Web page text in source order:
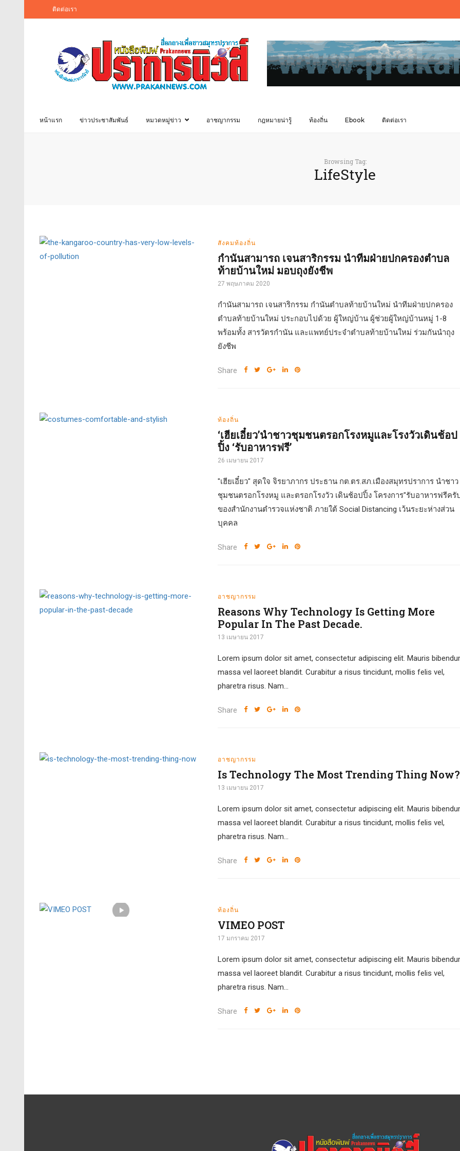
ติดต่อเรา
หน้าแรก ข่าวประชาสัมพันธ์ หมวดหมู่ข่าว อาชญากรรม กฎหมายน่ารู้ ท้องถิ่น Ebook ติดต่อเรา
Browsing Tag:
LifeStyle
สังคมท้องถิ่น
กำนันสามารถ เจนสาริกรรม นำทีมฝ่ายปกครองตำบล
ท้ายบ้านใหม่ มอบถุงยังชีพ
27 พฤษภาคม 2020
กำนันสามารถ เจนสาริกรรม กำนันตำบลท้ายบ้านใหม่ นำทีมฝ่ายปกครอง
ตำบลท้ายบ้านใหม่ ประกอบไปด้วย ผู้ใหญ่บ้าน ผู้ช่วยผู้ใหญ่บ้านหมู่ 1-8
พร้อมทั้ง สารวัตรกำนัน และแพทย์ประจำตำบลท้ายบ้านใหม่ ร่วมกันนำถุง
ยังชีพ
Share
ท้องถิ่น
‘เฮียเอี๋ยว’นำชาวชุมชนตรอกโรงหมูและโรงวัวเดินช้อป
ปิ้ง ‘รับอาหารฟรี’
26 เมษายน 2017
"เฮียเอี๋ยว" สุดใจ จิรยาภากร ประธาน กต.ตร.สภ.เมืองสมุทรปราการ นำชาว
ชุมชนตรอกโรงหมู และตรอกโรงวัว เดินช้อปปิ้ง โครงการ"รับอาหารฟรีครั
ของสำนักงานตำรวจแห่งชาติ ภายใต้ Social Distancing เว้นระยะห่างส่วน
บุคคล
Share
อาชญากรรม
Reasons Why Technology Is Getting More
Popular In The Past Decade.
13 เมษายน 2017
Lorem ipsum dolor sit amet, consectetur adipiscing elit. Mauris
massa vel laoreet blandit. Curabitur a risus tincidunt, mollis felis vel,
pharetra risus. Nam...
Share
อาชญากรรม
Is Technology The Most Trending Thing Now?
13 เมษายน 2017
Lorem ipsum dolor sit amet, consectetur adipiscing elit. Mauris
massa vel laoreet blandit. Curabitur a risus tincidunt, mollis felis vel,
pharetra risus. Nam...
Share
ท้องถิ่น
VIMEO POST
17 มกราคม 2017
Lorem ipsum dolor sit amet, consectetur adipiscing elit. Mauris
massa vel laoreet blandit. Curabitur a risus tincidunt, mollis felis vel,
pharetra risus. Nam...
Share